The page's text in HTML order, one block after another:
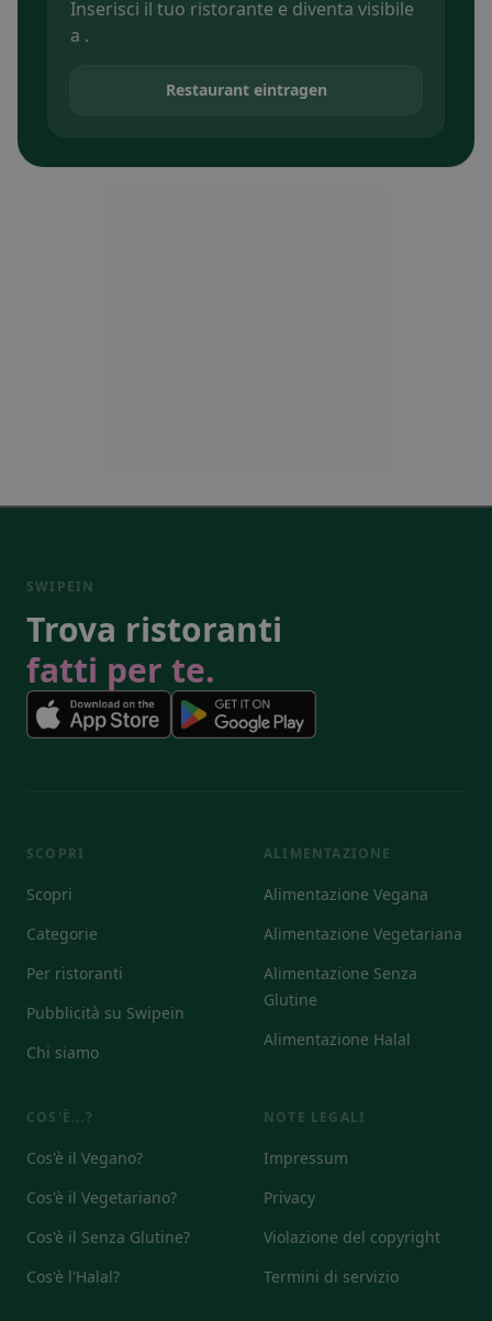
Inserisci il tuo ristorante e diventa visibile
a .
Restaurant eintragen
SWIPEIN
Trova ristoranti
fatti per te.
SCOPRI
Scopri
Categorie
Per ristoranti
Pubblicità su Swipein
Chi siamo
ALIMENTAZIONE
Alimentazione Vegana
Alimentazione Vegetariana
Alimentazione Senza
Glutine
Alimentazione Halal
COS'È...?
Cos'è il Vegano?
Cos'è il Vegetariano?
Cos'è il Senza Glutine?
Cos'è l'Halal?
NOTE LEGALI
Impressum
Privacy
Violazione del copyright
Termini di servizio